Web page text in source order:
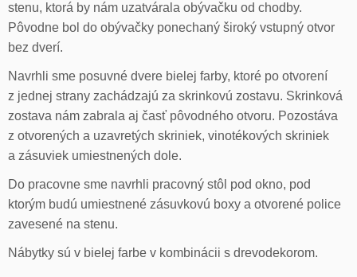
stenu, ktorá by nám uzatvárala obývačku od chodby.
Pôvodne bol do obývačky ponechaný široký vstupný otvor
bez dverí.
Navrhli sme posuvné dvere bielej farby, ktoré po otvorení
z jednej strany zachádzajú za skrinkovú zostavu. Skrinková
zostava nám zabrala aj časť pôvodného otvoru. Pozostáva
z otvorených a uzavretých skriniek, vinotékových skriniek
a zásuviek umiestnených dole.
Do pracovne sme navrhli pracovný stôl pod okno, pod
ktorým budú umiestnené zásuvkovú boxy a otvorené police
zavesené na stenu.
Nábytky sú v bielej farbe v kombinácii s drevodekorom.